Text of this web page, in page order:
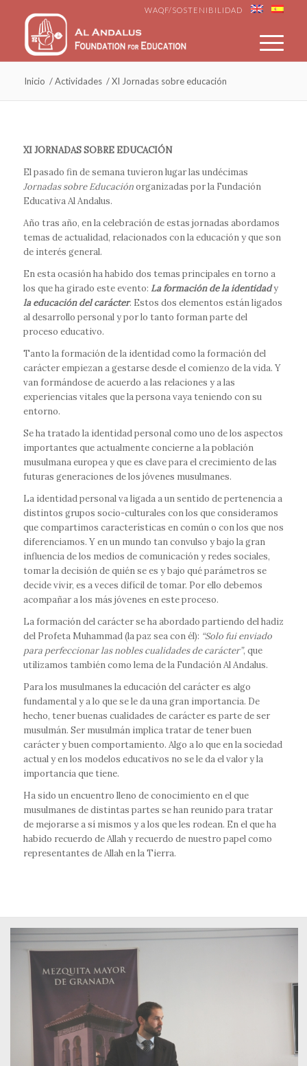
WAQF/SOSTENIBILIDAD
Inicio / Actividades / XI Jornadas sobre educación
XI JORNADAS SOBRE EDUCACIÓN
El pasado fin de semana tuvieron lugar las undécimas
Jornadas sobre Educaciónorganizadas por la Fundación
Educativa Al Andalus.
Año tras año, en la celebración de estas jornadas abordamos
temas de actualidad, relacionados con la educación y que son
de interés general.
En esta ocasión ha habido dos temas principales en torno a
los que ha girado este evento: La formación de la identidady
la educación del carácter. Estos dos elementos están ligados
al desarrollo personal y por lo tanto forman parte del
proceso educativo.
Tanto la formación de la identidad como la formación del
carácter empiezan a gestarse desde el comienzo de la vida. Y
van formándose de acuerdo a las relaciones y a las
experiencias vitales que la persona vaya teniendo con su
entorno.
Se ha tratado la identidad personal como uno de los aspectos
importantes que actualmente concierne a la población
musulmana europea y que es clave para el crecimiento de las
futuras generaciones de los jóvenes musulmanes.
La identidad personal va ligada a un sentido de pertenencia a
distintos grupos socio-culturales con los que consideramos
que compartimos características en común o con los que nos
diferenciamos. Y en un mundo tan convulso y bajo la gran
influencia de los medios de comunicación y redes sociales,
tomar la decisión de quién se es y bajo qué parámetros se
decide vivir, es a veces difícil de tomar. Por ello debemos
acompañar a los más jóvenes en este proceso.
La formación del carácter se ha abordado partiendo del hadiz
del Profeta Muhammad (la paz sea con él): “Solo fui enviado
para perfeccionar las nobles cualidades de carácter”, que
utilizamos también como lema de la Fundación Al Andalus.
Para los musulmanes la educación del carácter es algo
fundamental y a lo que se le da una gran importancia. De
hecho, tener buenas cualidades de carácter es parte de ser
musulmán. Ser musulmán implica tratar de tener buen
carácter y buen comportamiento. Algo a lo que en la sociedad
actual y en los modelos educativos no se le da el valor y la
importancia que tiene.
Ha sido un encuentro lleno de conocimiento en el que
musulmanes de distintas partes se han reunido para tratar
de mejorarse a sí mismos y a los que les rodean. En el que ha
habido recuerdo de Allah y recuerdo de nuestro papel como
representantes de Allah en la Tierra.